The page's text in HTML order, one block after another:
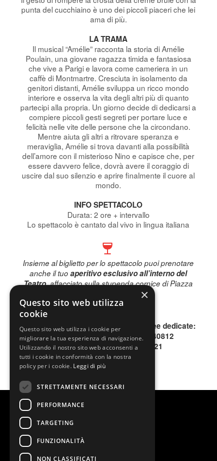
punta del cucchiaino è uno dei piccoli piaceri che lei
ama di più.
LA TRAMA
Il musical “Amélie” racconta la storia di Amélie
Poulain, una giovane ragazza timida e fantasiosa
che vive a Parigi e lavora come cameriera in un
caffè di Montmartre. Cresciuta in isolamento da
genitori distanti, Amélie sviluppa un ricco mondo
interiore e osserva la vita degli altri più di quanto
partecipi alla propria. Un giorno decide di dedicarsi a
compiere piccoli gesti segreti per portare luce e
felicità nelle vite delle persone che la circondano.
Mentre aiuta gli altri a ritrovare speranza e
meraviglia, Amélie si trova davanti alla possibilità
dell’amore con il misterioso Nino e capisce che, per
essere davvero felice, dovrà avere il coraggio di
uscire dal suo silenzio e aprire finalmente il cuore al
mondo.
INFO SPETTACOLO
Durata: 2 ore + intervallo
Lo spettacolo è cantato dal vivo in lingua italiana
Insieme al biglietto per lo spettacolo puoi prenotare
anche il tuoaperitivo esclusivo all’interno del
Teatro, affacciato sulla stupenda cornice di Piazza
Prenota subito!
Per informazioni, contattare le due linee dedicate:
INFOLINE 0200640813 o 0200640812
SMS o WhatsApp 344.1996621
×
Questo sito web utilizza
cookie
Questo sito web utilizza i cookie per
migliorare la tua esperienza di navigazione.
Utilizzando il nostro sito web acconsenti a
tutti i cookie in conformità con la nostra
policy per i cookie. Leggi di più
STRETTAMENTE NECESSARI
PERFORMANCE
TARGETING
FUNZIONALITÀ
NON CLASSIFICATI